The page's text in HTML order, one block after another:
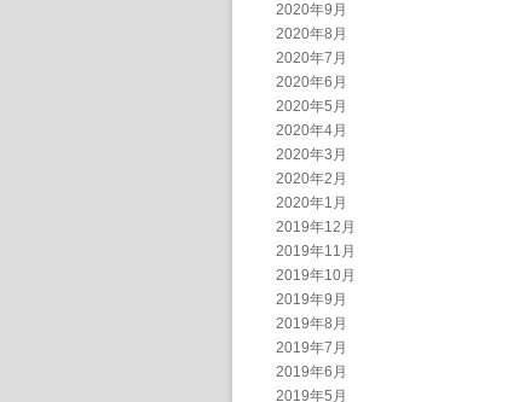
2020年9月
2020年8月
2020年7月
2020年6月
2020年5月
2020年4月
2020年3月
2020年2月
2020年1月
2019年12月
2019年11月
2019年10月
2019年9月
2019年8月
2019年7月
2019年6月
2019年5月